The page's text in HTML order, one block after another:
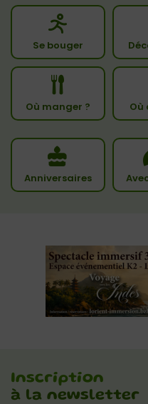
Se bouger
Où manger ? Où
Anniversaires
Inscription
à la newsletter